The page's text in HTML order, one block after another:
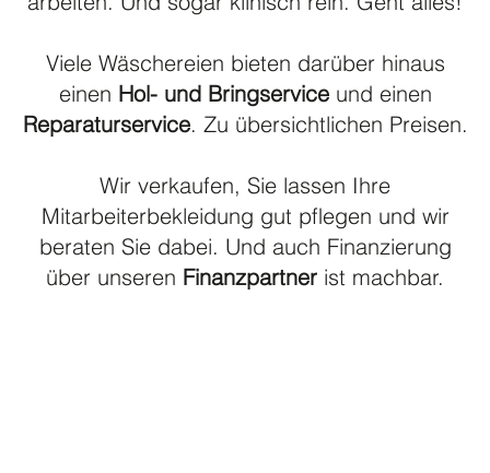
Viele Wäschereien bieten darüber hinaus
einen Hol- und Bringserviceund einen
Reparaturservice. Zu übersichtlichen Preisen.
Wir verkaufen, Sie lassen Ihre
Mitarbeiterbekleidung gut pflegen und wir
beraten Sie dabei. Und auch Finanzierung
über unseren Finanzpartner ist machbar.